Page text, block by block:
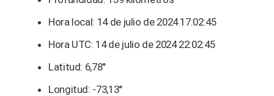
Hora local: 14 de julio de 2024 17:02:45
Hora UTC: 14 de julio de 2024 22:02:45
Latitud: 6,78°
Longitud: -73,13°